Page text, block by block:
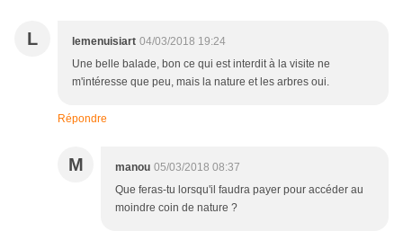
L lemenuisiart 04/03/2018 19:24
Une belle balade, bon ce qui est interdit à la visite ne
m'intéresse que peu, mais la nature et les arbres oui.
Répondre
M manou 05/03/2018 08:37
Que feras-tu lorsqu'il faudra payer pour accéder au
moindre coin de nature ?